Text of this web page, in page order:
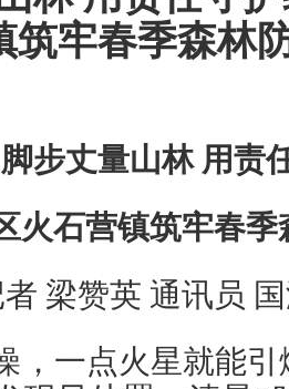
筑牢春季森林
步丈量山林 用责
石营镇筑牢春季
梁赞英 通讯员
，一点火星就能